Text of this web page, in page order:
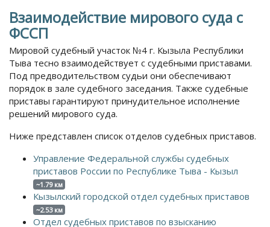
Взаимодействие мирового суда с
ФССП
Мировой судебный участок №4 г. Кызыла Республики
Тыва тесно взаимодействует с судебными приставами.
Под предводительством судьи они обеспечивают
порядок в зале судебного заседания. Также судебные
приставы гарантируют принудительное исполнение
решений мирового суда.
Ниже представлен список отделов судебных приставов.
Управление Федеральной службы судебных
приставов России по Республике Тыва - Кызыл
~1.79 км
Кызылский городской отдел судебных приставов
~2.53 км
Отдел судебных приставов по взысканию